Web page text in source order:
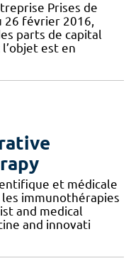
Prises de
26 février 2016,
parts de capital
est en
et médicale
immunothérapies
and medical
and innovati